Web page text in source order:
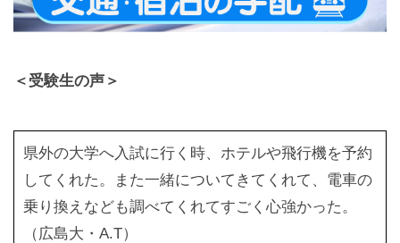
＜受験生の声＞
県外の大学へ入試に行く時、ホテルや飛行機を予約
してくれた。また一緒についてきてくれて、電車の
乗り換えなども調べてくれてすごく心強かった。
（広島大・A.T）